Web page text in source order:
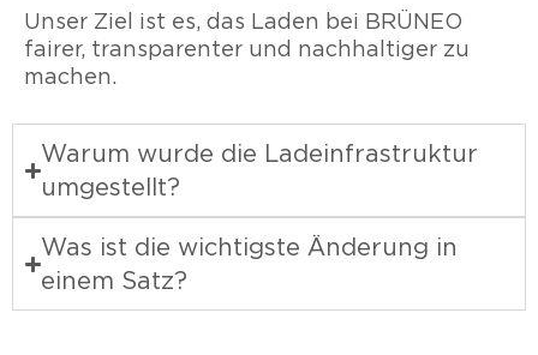
Unser Ziel ist es, das Laden bei BRÜNEO
fairer, transparenter und nachhaltiger zu
machen.
Warum wurde die Ladeinfrastruktur
umgestellt?
Was ist die wichtigste Änderung in
einem Satz?